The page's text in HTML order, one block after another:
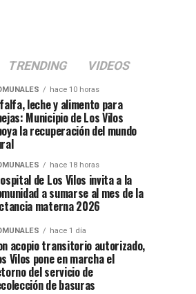
TRENDING VIDEOS
hace 10 horas
leche y alimento para
Municipio de Los Vilos
la recuperación del mundo
hace 18 horas
de Los Vilos invita a la
a sumarse al mes de la
materna 2026
hace 1 día
acopio transitorio autorizado,
Vilos pone en marcha el
del servicio de
de basuras